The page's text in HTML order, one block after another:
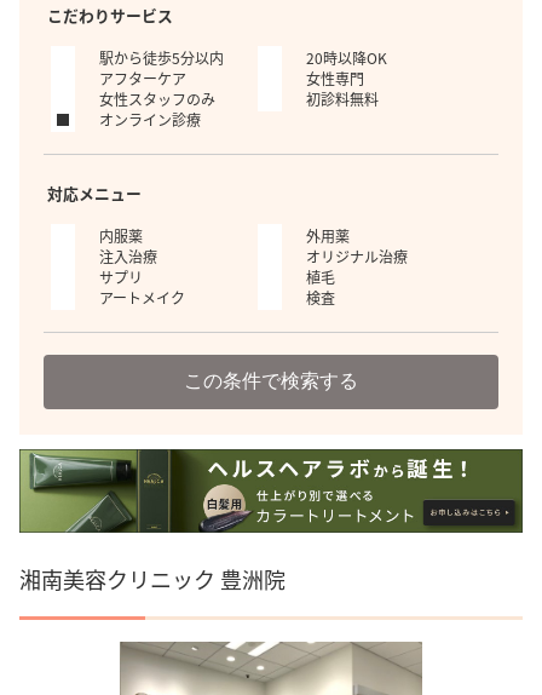
こだわりサービス
駅から徒歩5分以内
20時以降OK
アフターケア
女性専門
女性スタッフのみ
初診料無料
オンライン診療
対応メニュー
内服薬
外用薬
注入治療
オリジナル治療
サプリ
植毛
アートメイク
検査
この条件で検索する
湘南美容クリニック 豊洲院